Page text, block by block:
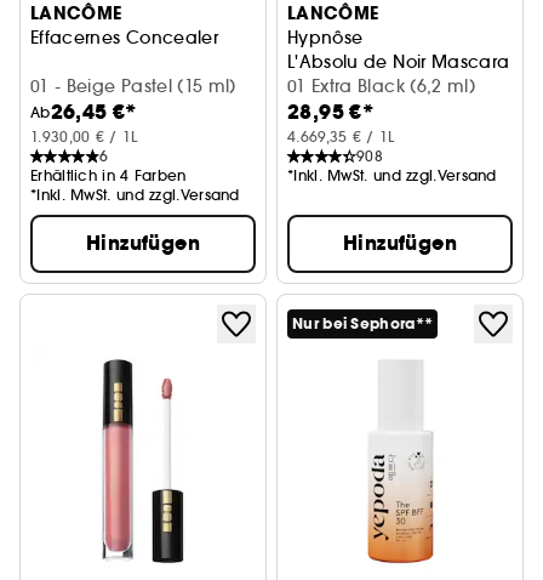
LANCÔME
Effacernes Concealer
01 - Beige Pastel (15 ml)
Ab26,45 €*
1.930,00 € / 1L
6
Erhältlich in 4 Farben
*Inkl. MwSt. und zzgl.Versand
Hinzufügen
LANCÔME
Hypnôse
L'Absolu de Noir Mascara
01 Extra Black (6,2 ml)
28,95 €*
4.669,35 € / 1L
908
*Inkl. MwSt. und zzgl.Versand
Hinzufügen
Nur bei Sephora**